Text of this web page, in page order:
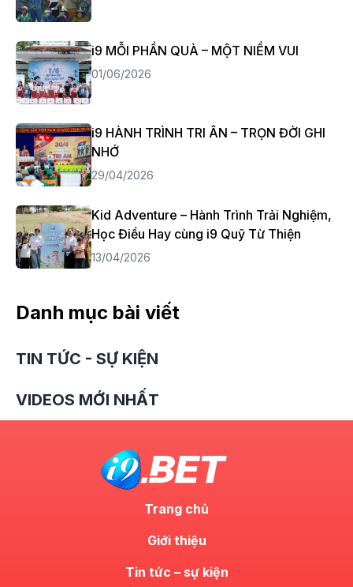
i9 MỖI PHẦN QUÀ – MỘT NIỀM VUI
01/06/2026
i9 HÀNH TRÌNH TRI ÂN – TRỌN ĐỜI GHI
NHỚ
29/04/2026
Kid Adventure – Hành Trình Trải Nghiệm,
Học Điều Hay cùng i9 Quỹ Từ Thiện
13/04/2026
Danh mục bài viết
TIN TỨC - SỰ KIỆN
VIDEOS MỚI NHẤT
Trang chủ
Giới thiệu
Tin tức – sự kiện